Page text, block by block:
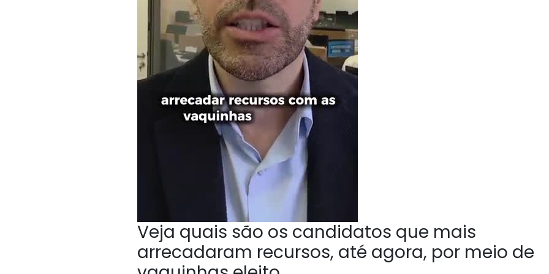
Veja quais são os candidatos que mais
arrecadaram recursos, até agora, por meio de